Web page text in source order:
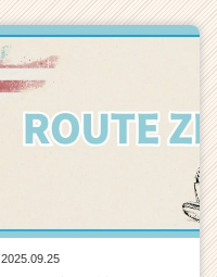
2025.09.25